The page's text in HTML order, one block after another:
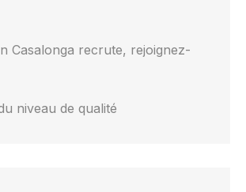
Casalonga recrute, rejoignez-
niveau de qualité